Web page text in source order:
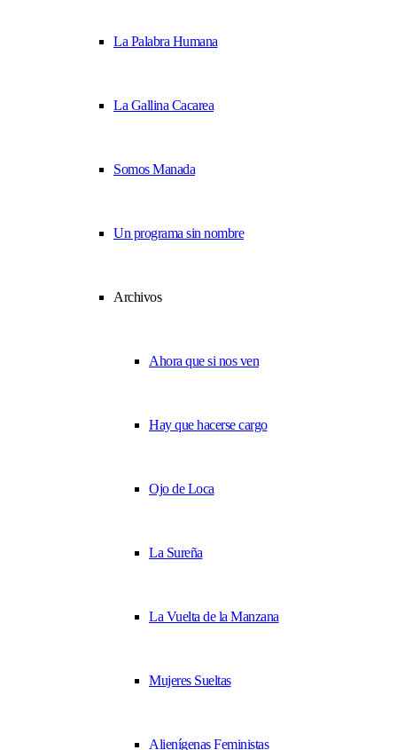
La Palabra Humana
La Gallina Cacarea
Somos Manada
Un programa sin nombre
Archivos
Ahora que si nos ven
Hay que hacerse cargo
Ojo de Loca
La Sureña
La Vuelta de la Manzana
Mujeres Sueltas
Alienígenas Feministas